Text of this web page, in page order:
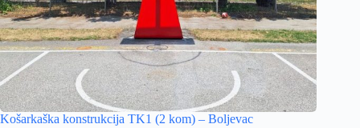
Košarkaška konstrukcija TK1 (2 kom) – Boljevac